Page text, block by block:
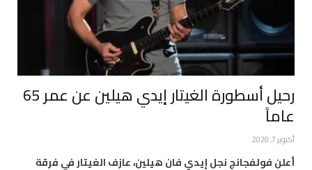
رحيل أسطورة الغيتار إيدي هيلين عن عمر 65
عاماً
أكتوبر 7, 2020
أعلن فولفجانج نجل إيدي فان هيلين، عازف الغيتار في فرقة